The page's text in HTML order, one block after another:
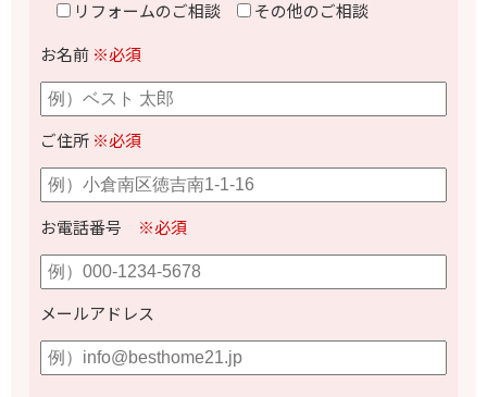
リフォームのご相談
その他のご相談
お名前 ※必須
ご住所 ※必須
お電話番号 ※必須
メールアドレス